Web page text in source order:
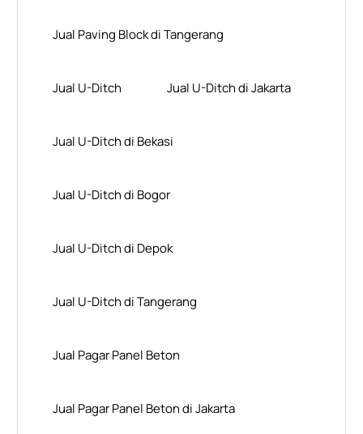
Jual Paving Block di Tangerang
Jual U-Ditch Jual U-Ditch di Jakarta
Jual U-Ditch di Bekasi
Jual U-Ditch di Bogor
Jual U-Ditch di Depok
Jual U-Ditch di Tangerang
Jual Pagar Panel Beton
Jual Pagar Panel Beton di Jakarta